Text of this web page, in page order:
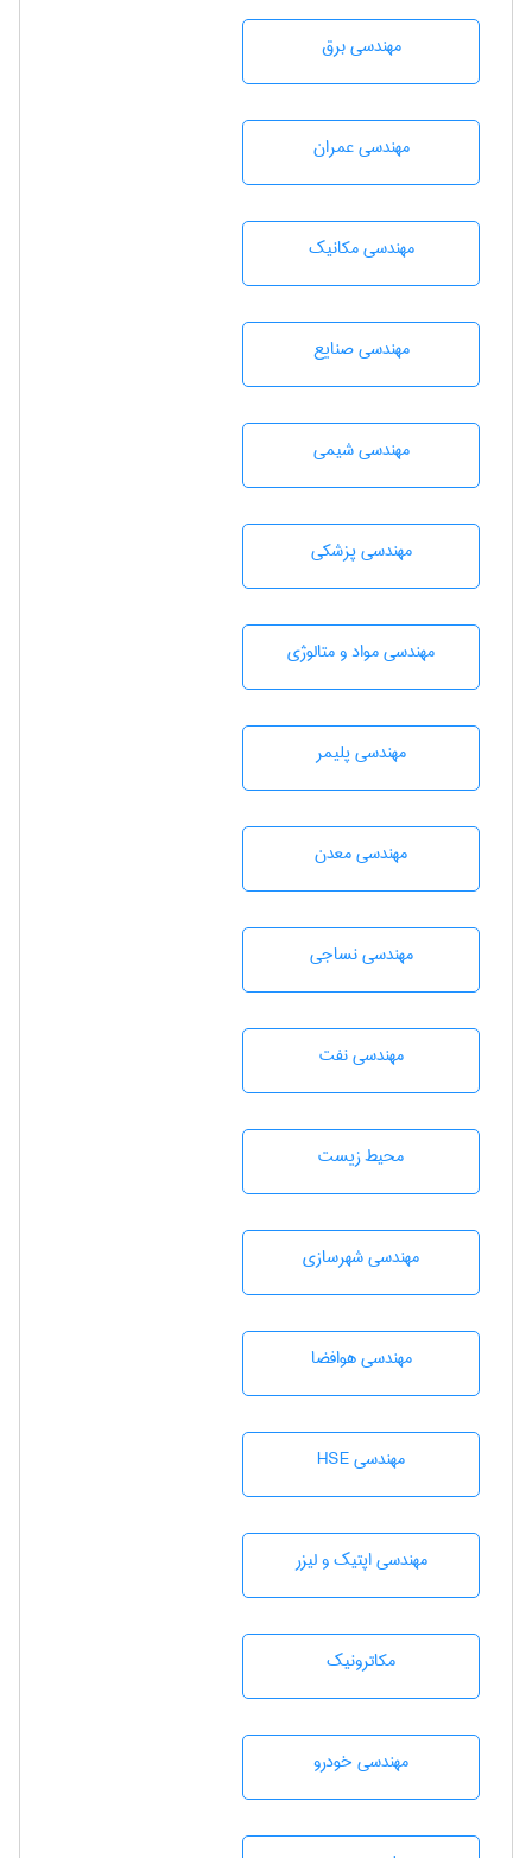
مهندسی برق
مهندسی عمران
مهندسی مکانیک
مهندسی صنايع
مهندسي شيمی
مهندسی پزشکی
مهندسی مواد و متالوژی
مهندسی پليمر
مهندسی معدن
مهندسي نساجی
مهندسی نفت
محيط زيست
مهندسی شهرسازی
مهندسی هوافضا
مهندسی HSE
مهندسی اپتیک و لیزر
مکاترونیک
مهندسی خودرو